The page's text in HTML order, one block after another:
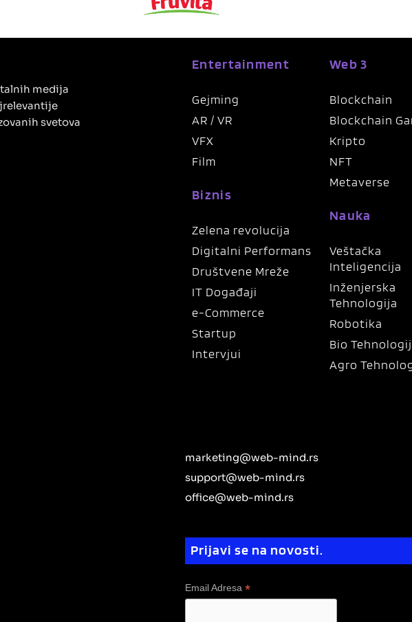
medija
svetova
Entertainment
Gejming
AR / VR
VFX
Film
Biznis
Zelena revolucija
Digitalni Performans
Društvene Mreže
IT Događaji
e-Commerce
Startup
Intervjui
Web 3
Blockchain
Blockchain
Kripto
NFT
Metaverse
Nauka
Veštačka
Inteligencija
Inženjerska
Tehnologija
Robotika
Bio
Agro
marketing@web-mind.rs
support@web-mind.rs
office@web-mind.rs
Prijavi se na novosti.
Email Adresa *